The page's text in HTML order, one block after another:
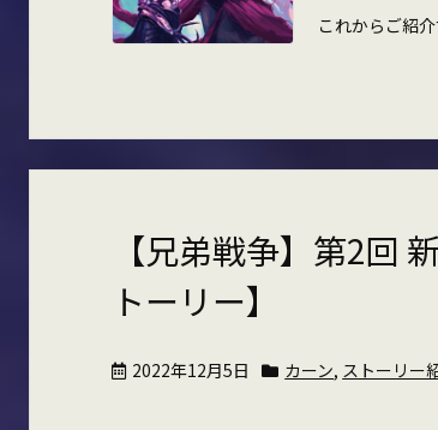
これからご紹
【兄弟戦争】第2回
トーリー】
2022年12月5日 カーン, ストーリー